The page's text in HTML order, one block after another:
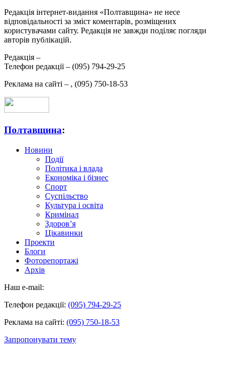
Редакція інтернет-видання «Полтавщина» не несе
відповідальності за зміст коментарів, розміщених
користувачами сайту. Редакція не завжди поділяє погляди
авторів публікацій.
Редакція –
Телефон редакції – (095) 794-29-25
Реклама на сайті – , (095) 750-18-53
Полтавщина:
Новини
Події
Політика і влада
Економіка і бізнес
Спорт
Суспільство
Культура і освіта
Кримінал
Здоров’я
Цікавинки
Проекти
Блоги
Фоторепортажі
Архів
Наш e-mail:
Телефон редакції: (095) 794-29-25
Реклама на сайті: (095) 750-18-53
Запропонувати тему